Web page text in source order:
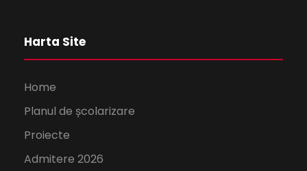
Harta Site
Home
Planul de școlarizare
Proiecte
Admitere 2026